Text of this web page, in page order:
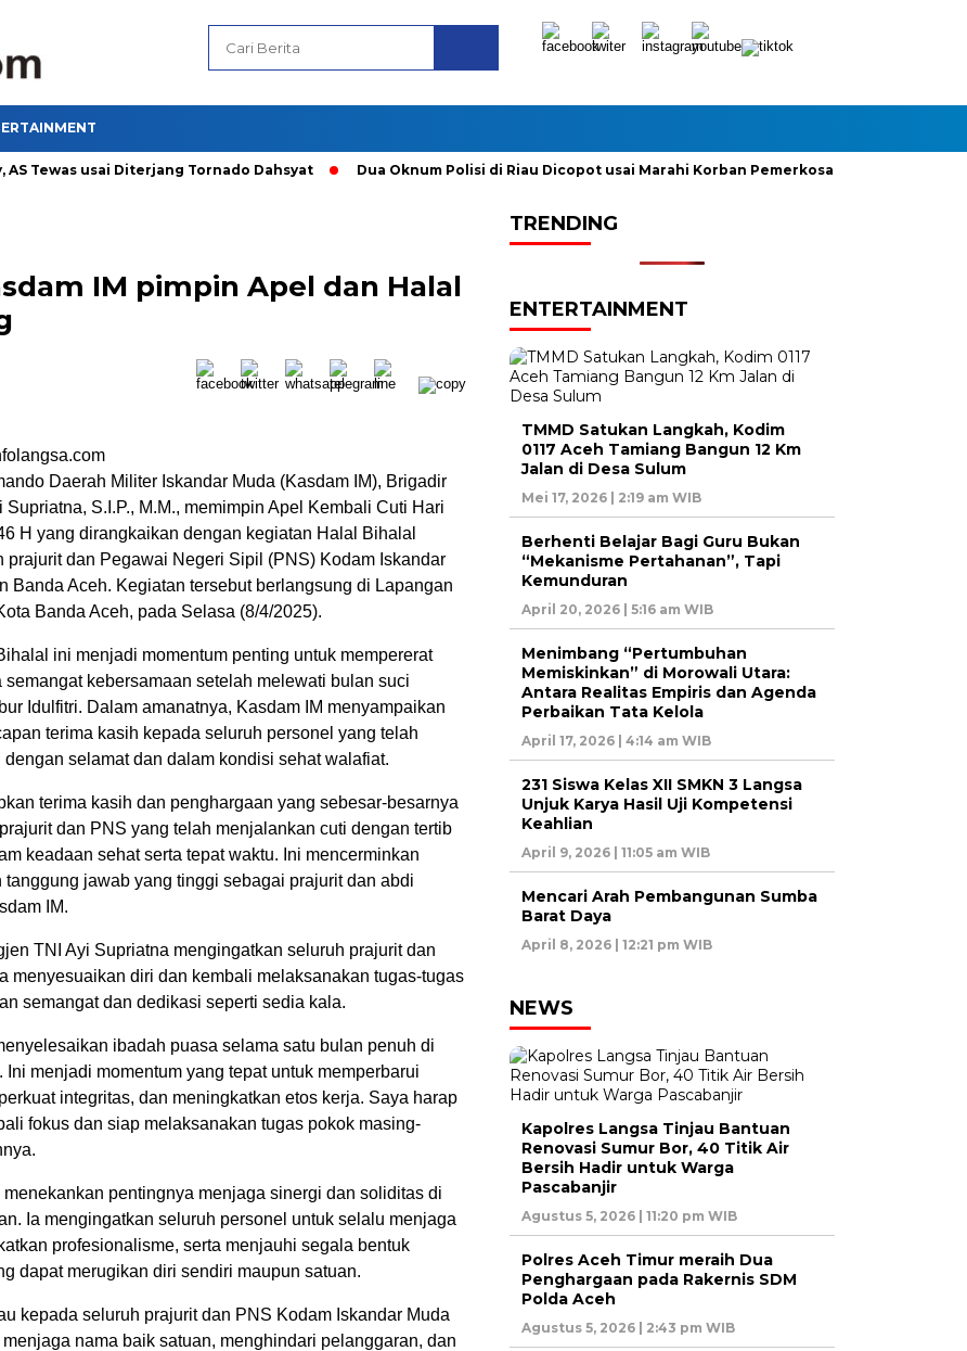
usai Diterjang Tornado Dahsyat Dua Oknum Polisi di Riau Dicopot usai Marahi Korban Pemerkosaan
IM pimpin Apel dan Halal
Daerah Militer Iskandar Muda (Kasdam IM), Brigadir
Supriatna, S.I.P., M.M., memimpin Apel Kembali Cuti Hari
H yang dirangkaikan dengan kegiatan Halal Bihalal
prajurit dan Pegawai Negeri Sipil (PNS) Kodam Iskandar
Banda Aceh. Kegiatan tersebut berlangsung di Lapangan
Banda Aceh, pada Selasa (8/4/2025).
ini menjadi momentum penting untuk mempererat
semangat kebersamaan setelah melewati bulan suci
Idulfitri. Dalam amanatnya, Kasdam IM menyampaikan
terima kasih kepada seluruh personel yang telah
dengan selamat dan dalam kondisi sehat walafiat.
terima kasih dan penghargaan yang sebesar-besarnya
dan PNS yang telah menjalankan cuti dengan tertib
keadaan sehat serta tepat waktu. Ini mencerminkan
tanggung jawab yang tinggi sebagai prajurit dan abdi
IM.
TNI Ayi Supriatna mengingatkan seluruh prajurit dan
menyesuaikan diri dan kembali melaksanakan tugas-tugas
semangat dan dedikasi seperti sedia kala.
ibadah puasa selama satu bulan penuh di
Ini menjadi momentum yang tepat untuk memperbarui
integritas, dan meningkatkan etos kerja. Saya harap
fokus dan siap melaksanakan tugas pokok masing-
menekankan pentingnya menjaga sinergi dan soliditas di
Ia mengingatkan seluruh personel untuk selalu menjaga
profesionalisme, serta menjauhi segala bentuk
dapat merugikan diri sendiri maupun satuan.
kepada seluruh prajurit dan PNS Kodam Iskandar Muda
nama baik satuan, menghindari pelanggaran, dan
TRENDING
ENTERTAINMENT
TMMD Satukan Langkah, Kodim
0117 Aceh Tamiang Bangun 12 Km
Jalan di Desa Sulum
Mei 17, 2026 | 2:19 am WIB
Berhenti Belajar Bagi Guru Bukan
“Mekanisme Pertahanan”, Tapi
Kemunduran
April 20, 2026 | 5:16 am WIB
Menimbang “Pertumbuhan
Memiskinkan” di Morowali Utara:
Antara Realitas Empiris dan Agenda
Perbaikan Tata Kelola
April 17, 2026 | 4:14 am WIB
231 Siswa Kelas XII SMKN 3 Langsa
Unjuk Karya Hasil Uji Kompetensi
Keahlian
April 9, 2026 | 11:05 am WIB
Mencari Arah Pembangunan Sumba
Barat Daya
April 8, 2026 | 12:21 pm WIB
NEWS
Kapolres Langsa Tinjau Bantuan
Renovasi Sumur Bor, 40 Titik Air
Bersih Hadir untuk Warga
Pascabanjir
Agustus 5, 2026 | 11:20 pm WIB
Polres Aceh Timur meraih Dua
Penghargaan pada Rakernis SDM
Polda Aceh
Agustus 5, 2026 | 2:43 pm WIB